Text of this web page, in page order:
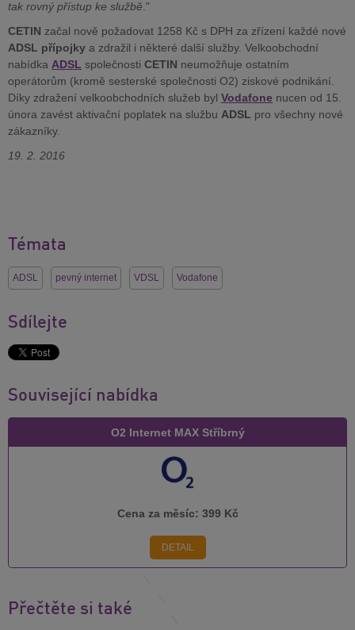
tak rovný přístup ke službě."
CETIN začal nově požadovat 1258 Kč s DPH za zřízení každé nové
ADSL přípojky a zdražil i některé další služby. Velkoobchodní
nabídka ADSL společnosti CETIN neumožňuje ostatním
operátorům (kromě sesterské společnosti O2) ziskové podnikání.
Díky zdražení velkoobchodních služeb byl Vodafone nucen od 15.
února zavést aktivační poplatek na službu ADSL pro všechny nové
zákazníky.
19. 2. 2016
Témata
ADSL pevný internet VDSL Vodafone
Sdílejte
Související nabídka
O2 Internet MAX Stříbrný
Cena za měsíc: 399 Kč
DETAIL
Přečtěte si také